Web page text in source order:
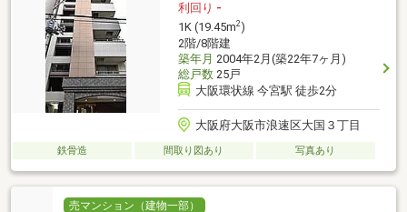
利回り -
1K (19.45m2)
2階/8階建
築年月 2004年2月(築22年7ヶ月)
総戸数25戸
大阪環状線 今宮駅 徒歩2分
大阪府大阪市浪速区大国３丁目
鉄骨造 間取り図あり 写真あり
売マンション（建物一部）